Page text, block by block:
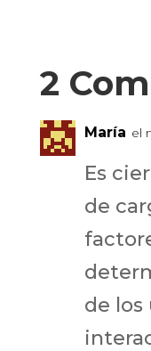
2
María el
Es
de
de los